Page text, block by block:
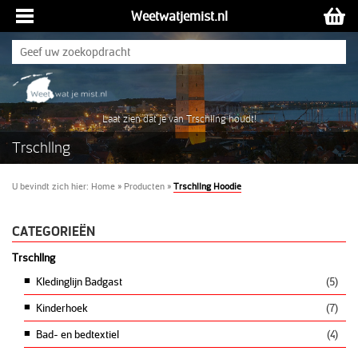
Weetwatjemist.nl
Laat zien dat je van Trschllng houdt!
Trschllng
U bevindt zich hier: Home » Producten » Trschllng Hoodie
CATEGORIEËN
Trschllng
Kledinglijn Badgast
(5)
Kinderhoek
(7)
Bad- en bedtextiel
(4)